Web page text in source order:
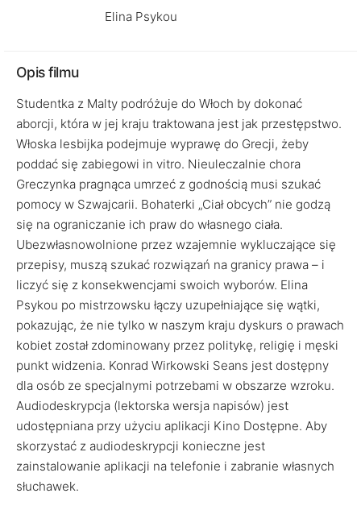
Elina Psykou
Opis filmu
Studentka z Malty podróżuje do Włoch by dokonać
aborcji, która w jej kraju traktowana jest jak przestępstwo.
Włoska lesbijka podejmuje wyprawę do Grecji, żeby
poddać się zabiegowi in vitro. Nieuleczalnie chora
Greczynka pragnąca umrzeć z godnością musi szukać
pomocy w Szwajcarii. Bohaterki „Ciał obcych” nie godzą
się na ograniczanie ich praw do własnego ciała.
Ubezwłasnowolnione przez wzajemnie wykluczające się
przepisy, muszą szukać rozwiązań na granicy prawa – i
liczyć się z konsekwencjami swoich wyborów. Elina
Psykou po mistrzowsku łączy uzupełniające się wątki,
pokazując, że nie tylko w naszym kraju dyskurs o prawach
kobiet został zdominowany przez politykę, religię i męski
punkt widzenia. Konrad Wirkowski Seans jest dostępny
dla osób ze specjalnymi potrzebami w obszarze wzroku.
Audiodeskrypcja (lektorska wersja napisów) jest
udostępniana przy użyciu aplikacji Kino Dostępne. Aby
skorzystać z audiodeskrypcji konieczne jest
zainstalowanie aplikacji na telefonie i zabranie własnych
słuchawek.